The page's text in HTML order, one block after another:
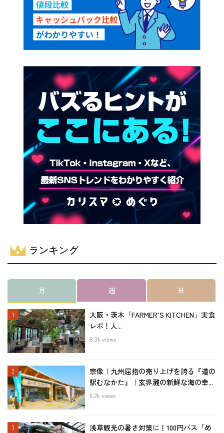
ランキング
月 週 日
大阪・茨木「FARMER’S KITCHEN」実食
レポ！人...
8.3k views
宗像｜九州屈指の売り上げを誇る『道の
駅むなかた』｜玄界灘の新鮮な海の幸...
6.2k views
浅草観光の暑さ対策に！100円バス「め